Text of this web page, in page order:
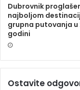
Dubrovnik
najboljom
grupna putovanja u
godini
Ostavite